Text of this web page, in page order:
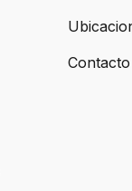
Contacto